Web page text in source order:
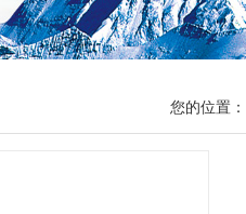
您的位置：